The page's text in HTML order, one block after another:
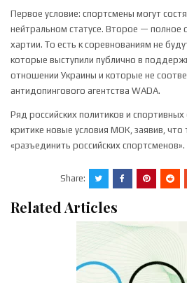
Первое условие: спортсмены могут
нейтральном статусе. Второе — полное
хартии. То есть к соревнованиям не
которые выступили публично в
отношении Украины и которые не
антидопингового агентства WADA.
Ряд российских политиков и
критике новые условия МОК, заявив, что
«разъединить российских спортсменов».
Share:
Related Articles